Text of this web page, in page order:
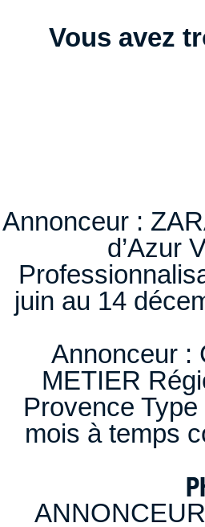
Vous avez
Annonceur :
d’Azur
juin au 14
Annonceur :
METIER
Provence
mois à temps